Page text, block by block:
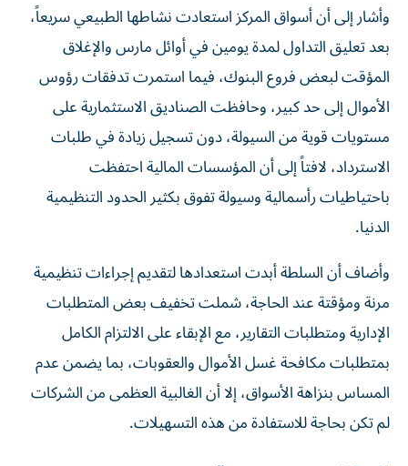
وأشار إلى أن أسواق المركز استعادت نشاطها الطبيعي سريعاً،
بعد تعليق التداول لمدة يومين في أوائل مارس والإغلاق
المؤقت لبعض فروع البنوك، فيما استمرت تدفقات رؤوس
الأموال إلى حد كبير، وحافظت الصناديق الاستثمارية على
مستويات قوية من السيولة، دون تسجيل زيادة في طلبات
الاسترداد، لافتاً إلى أن المؤسسات المالية احتفظت
باحتياطيات رأسمالية وسيولة تفوق بكثير الحدود التنظيمية
الدنيا.
وأضاف أن السلطة أبدت استعدادها لتقديم إجراءات تنظيمية
مرنة ومؤقتة عند الحاجة، شملت تخفيف بعض المتطلبات
الإدارية ومتطلبات التقارير، مع الإبقاء على الالتزام الكامل
بمتطلبات مكافحة غسل الأموال والعقوبات، بما يضمن عدم
المساس بنزاهة الأسواق، إلا أن الغالبية العظمى من الشركات
لم تكن بحاجة للاستفادة من هذه التسهيلات.